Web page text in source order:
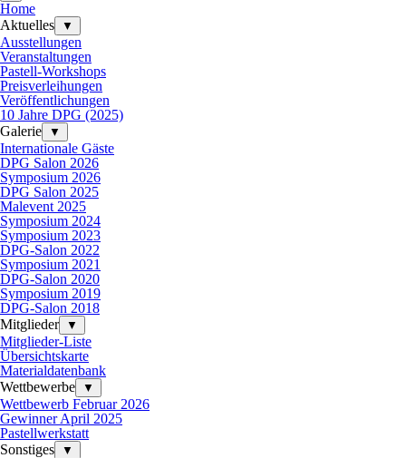
Home
Aktuelles
▼
Ausstellungen
Veranstaltungen
Pastell-Workshops
Preisverleihungen
Veröffentlichungen
10 Jahre DPG (2025)
Galerie
▼
Internationale Gäste
DPG Salon 2026
Symposium 2026
DPG Salon 2025
Malevent 2025
Symposium 2024
Symposium 2023
DPG-Salon 2022
Symposium 2021
DPG-Salon 2020
Symposium 2019
DPG-Salon 2018
Mitglieder
▼
Mitglieder-Liste
Übersichtskarte
Materialdatenbank
Wettbewerbe
▼
Wettbewerb Februar 2026
Gewinner April 2025
Pastellwerkstatt
Sonstiges
▼